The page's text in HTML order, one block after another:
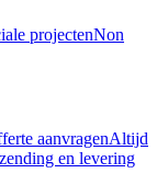
projectenNon
aanvragenAltijd
en levering